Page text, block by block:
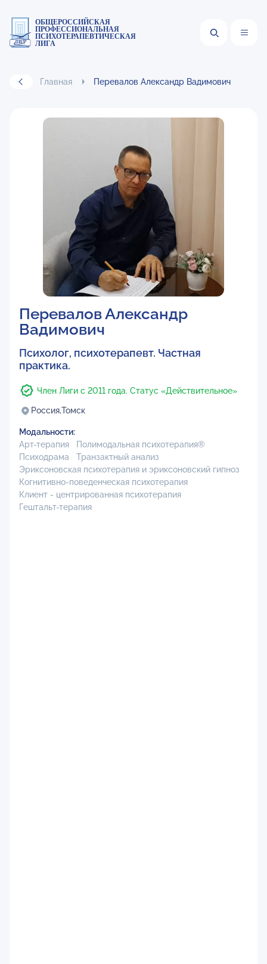
ОБЩЕРОССИЙСКАЯ
ПРОФЕССИОНАЛЬНАЯ
ПСИХОТЕРАПЕВТИЧЕСКАЯ
ЛИГА
Главная Перевалов Александр Вадимович
Перевалов Александр
Вадимович
Психолог, психотерапевт. Частная
практика.
Член Лиги с 2011 года. Статус «Действительное»
Россия,Томск
Модальности:
Арт-терапия
Полимодальная психотерапия®
Психодрама
Транзактный анализ
Эриксоновская психотерапия и эриксоновский гипноз
Когнитивно-поведенческая психотерапия
Клиент - центрированная психотерапия
Гештальт-терапия